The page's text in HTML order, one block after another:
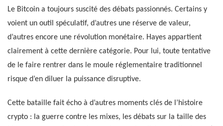
Le Bitcoin a toujours suscité des débats passionnés. Certains y
voient un outil spéculatif, d’autres une réserve de valeur,
d’autres encore une révolution monétaire. Hayes appartient
clairement à cette dernière catégorie. Pour lui, toute tentative
de le faire rentrer dans le moule réglementaire traditionnel
risque d’en diluer la puissance disruptive.
Cette bataille fait écho à d’autres moments clés de l’histoire
crypto : la guerre contre les mixes, les débats sur la taille des